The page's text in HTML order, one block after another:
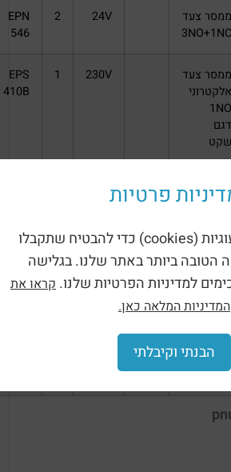
פרטיות
אנו משתמשים בעוגיות (cookies) כדי להבטיח שתקבלו
הטובה ביותר באתר שלנו. בגלישה
למדיניות הפרטיות שלנו.קראו את
המדיניות המלאה כאן.
הבנתי וקיבלתי
צעד
24V
EPN
546
צעד
230V
EPS
410B
עד 60